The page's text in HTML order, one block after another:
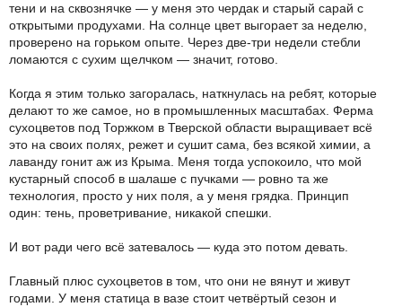
тени и на сквознячке — у меня это чердак и старый сарай с
открытыми продухами. На солнце цвет выгорает за неделю,
проверено на горьком опыте. Через две-три недели стебли
ломаются с сухим щелчком — значит, готово.
Когда я этим только загоралась, наткнулась на ребят, которые
делают то же самое, но в промышленных масштабах. Ферма
сухоцветов под Торжком в Тверской области выращивает всё
это на своих полях, режет и сушит сама, без всякой химии, а
лаванду гонит аж из Крыма. Меня тогда успокоило, что мой
кустарный способ в шалаше с пучками — ровно та же
технология, просто у них поля, а у меня грядка. Принцип
один: тень, проветривание, никакой спешки.
И вот ради чего всё затевалось — куда это потом девать.
Главный плюс сухоцветов в том, что они не вянут и живут
годами. У меня статица в вазе стоит четвёртый сезон и